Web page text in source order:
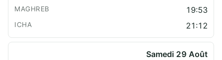
19:53
21:12
Samedi 29 Août